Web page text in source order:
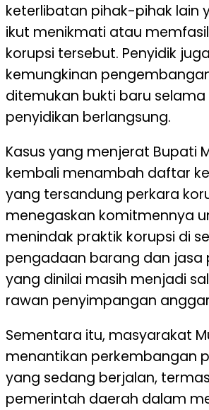
keterlibatan pihak-pihak lain
ikut menikmati atau
korupsi tersebut. Penyidik
kemungkinan
ditemukan bukti baru selama
penyidikan berlangsung.
Kasus yang menjerat Bupati
kembali menambah daftar
yang tersandung perkara
menegaskan komitmennya
menindak praktik korupsi di
pengadaan barang dan jasa
yang dinilai masih menjadi
rawan penyimpangan
Sementara itu, masyarakat
menantikan perkembangan
yang sedang berjalan,
pemerintah daerah dalam